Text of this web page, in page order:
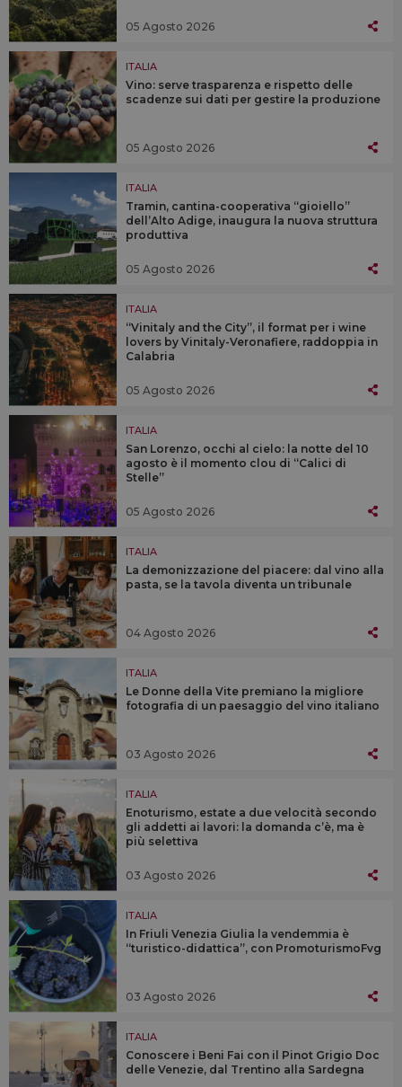
05 Agosto 2026
ITALIA
Vino: serve trasparenza e rispetto delle
scadenze sui dati per gestire la produzione
05 Agosto 2026
ITALIA
Tramin, cantina-cooperativa “gioiello”
dell’Alto Adige, inaugura la nuova struttura
produttiva
05 Agosto 2026
ITALIA
“Vinitaly and the City”, il format per i wine
lovers by Vinitaly-Veronafiere, raddoppia in
Calabria
05 Agosto 2026
ITALIA
San Lorenzo, occhi al cielo: la notte del 10
agosto è il momento clou di “Calici di
Stelle”
05 Agosto 2026
ITALIA
La demonizzazione del piacere: dal vino alla
pasta, se la tavola diventa un tribunale
04 Agosto 2026
ITALIA
Le Donne della Vite premiano la migliore
fotografia di un paesaggio del vino italiano
03 Agosto 2026
ITALIA
Enoturismo, estate a due velocità secondo
gli addetti ai lavori: la domanda c’è, ma è
più selettiva
03 Agosto 2026
ITALIA
In Friuli Venezia Giulia la vendemmia è
“turistico-didattica”, con PromoturismoFvg
03 Agosto 2026
ITALIA
Conoscere i Beni Fai con il Pinot Grigio Doc
delle Venezie, dal Trentino alla Sardegna